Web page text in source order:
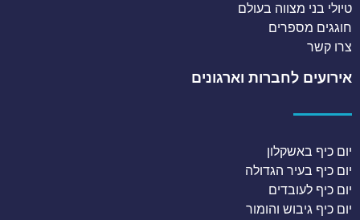
טיולי בני מצווה בעולם
חוגגים מספרים
צרו קשר
אירועים לחברות וארגונים
יום כיף באשקלון
יום כיף בעיר הגדולה
יום כיף לעובדים
יום כיף גיבוש והומור